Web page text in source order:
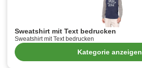
Sweatshirt mit Text bedrucken
Sweatshirt mit Text bedrucken
Kategorie anzeigen